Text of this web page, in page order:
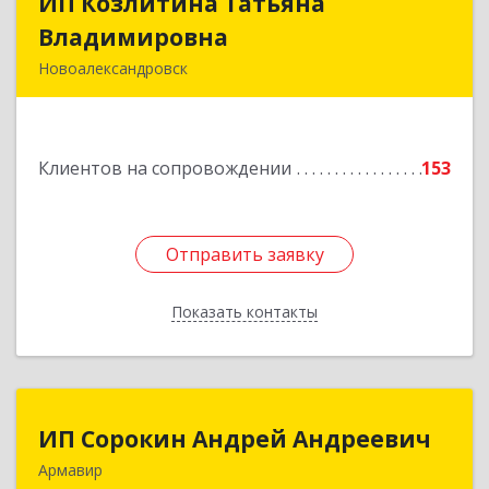
Владимировна
Новоалександровск
Клиентов на сопровождении 153
Отправить заявку
Показать контакты
Подробнее
Отправить заявку
Назад
ИП Сорокин Андрей Андреевич
Армавир
ИП Сорокин Андрей Андреевич